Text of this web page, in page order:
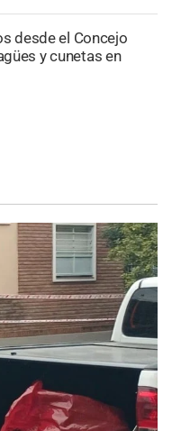
desde el Concejo
y cunetas en